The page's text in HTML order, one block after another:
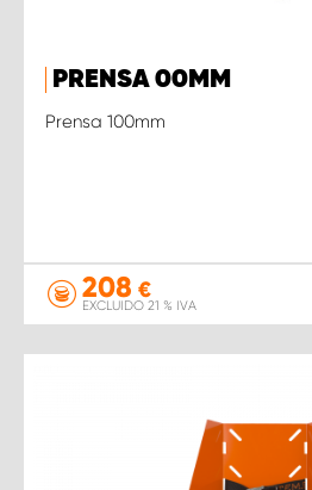
PRENSA 00MM
Prensa 100mm
208 €
EXCLUIDO 21 % IVA